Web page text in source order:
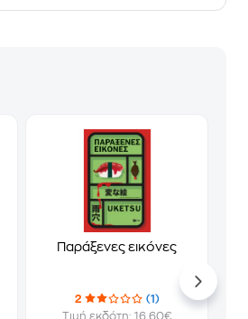
Παράξενες εικόνες
2
(1)
Τιμή εκδότη: 16.60€